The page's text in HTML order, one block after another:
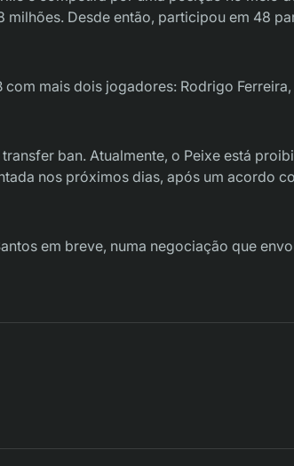
Desde então, participou em 48
mais dois jogadores: Rodrigo
ban. Atualmente, o Peixe está
nos próximos dias, após um acordo
em breve, numa negociação que